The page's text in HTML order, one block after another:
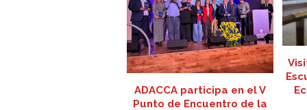
ADACCA participa en el V
Punto de Encuentro de la